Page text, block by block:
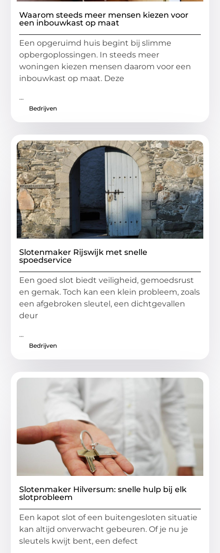
Waarom steeds meer mensen kiezen voor
een inbouwkast op maat
Een opgeruimd huis begint bij slimme
opbergoplossingen. In steeds meer
woningen kiezen mensen daarom voor een
inbouwkast op maat. Deze
...
Bedrijven
Slotenmaker Rijswijk met snelle
spoedservice
Een goed slot biedt veiligheid, gemoedsrust
en gemak. Toch kan een klein probleem, zoals
een afgebroken sleutel, een dichtgevallen
deur
...
Bedrijven
Slotenmaker Hilversum: snelle hulp bij elk
slotprobleem
Een kapot slot of een buitengesloten situatie
kan altijd onverwacht gebeuren. Of je nu je
sleutels kwijt bent, een defect